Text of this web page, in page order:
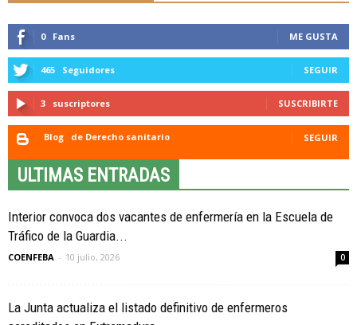
0 Fans ME GUSTA
465 Seguidores SEGUIR
3 suscriptores SUSCRIBIRTE
Blog de Derecho sanitario SEGUIR
ULTIMAS ENTRADAS
Interior convoca dos vacantes de enfermería en la Escuela de
Tráfico de la Guardia...
COENFEBA - 10 julio, 2026 0
La Junta actualiza el listado definitivo de enfermeros